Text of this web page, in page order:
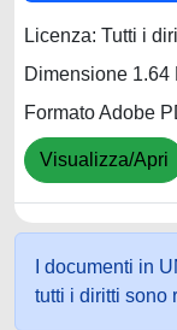
Licenza: Tutti i
Dimensione 1.64
Formato Adobe
Visualizza/Apri
I documenti in
tutti i diritti sono